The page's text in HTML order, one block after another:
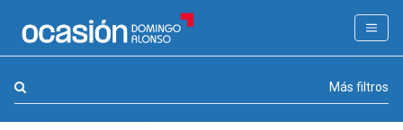
FILTROS
Más filtros